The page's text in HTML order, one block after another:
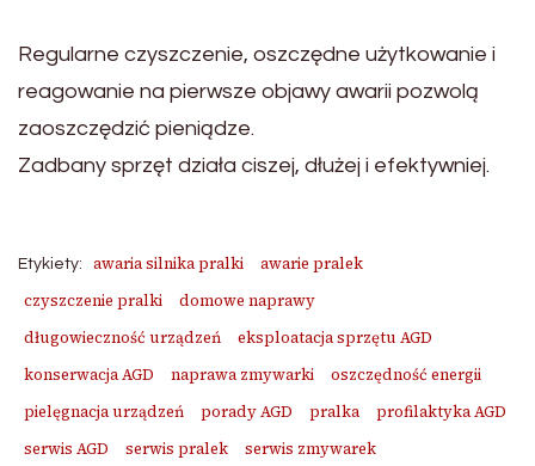
Regularne czyszczenie, oszczędne użytkowanie i
reagowanie na pierwsze objawy awarii pozwolą
zaoszczędzić pieniądze.
Zadbany sprzęt działa ciszej, dłużej i efektywniej.
Etykiety: awaria silnika pralki
awarie pralek
czyszczenie pralki
domowe naprawy
długowieczność urządzeń
eksploatacja sprzętu AGD
konserwacja AGD
naprawa zmywarki
oszczędność energii
pielęgnacja urządzeń
porady AGD pralka
profilaktyka AGD
serwis AGD
serwis pralek
serwis zmywarek